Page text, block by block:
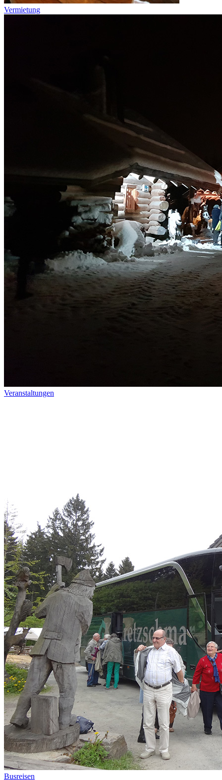
Vermietung
Veranstaltungen
Busreisen